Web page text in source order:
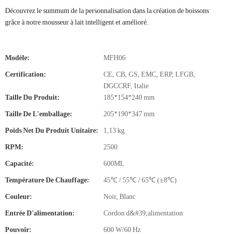
Découvrez le summum de la personnalisation dans la création de boissons
grâce à notre mousseur à lait intelligent et amélioré.
Modèle: MFH06
Certification:
CE, CB, GS, EMC, ERP, LFGB,
DGCCRF, Italie
Taille Du Produit:
185*154*240 mm
Taille De L'emballage: 205*190*347 mm
Poids Net Du Produit Unitaire: 1,13 kg
RPM: 2500
Capacité: 600ML
Température De Chauffage: 45℃ / 55℃ / 65℃ (±8℃)
Couleur: Noir, Blanc
Entrée D'alimentation: Cordon d&#39;alimentation
Pouvoir: 600 W/60 Hz